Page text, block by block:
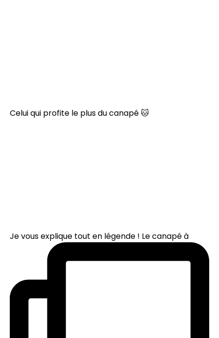
Celui qui profite le plus du canapé 🐱
Je vous explique tout en légende ! Le canapé à